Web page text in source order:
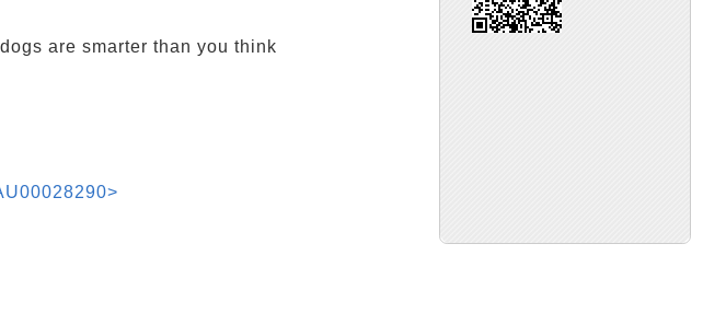
are smarter than you think